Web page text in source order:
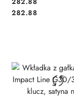
Cena:
282.88